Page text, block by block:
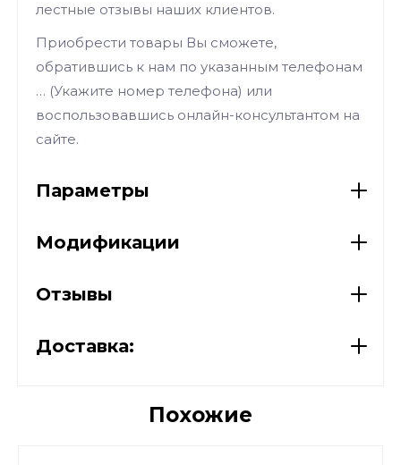
лестные отзывы наших клиентов.
Приобрести товары Вы сможете,
обратившись к нам по указанным телефонам
… (Укажите номер телефона) или
воспользовавшись онлайн-консультантом на
сайте.
Параметры
Модификации
Отзывы
Доставка:
Похожие